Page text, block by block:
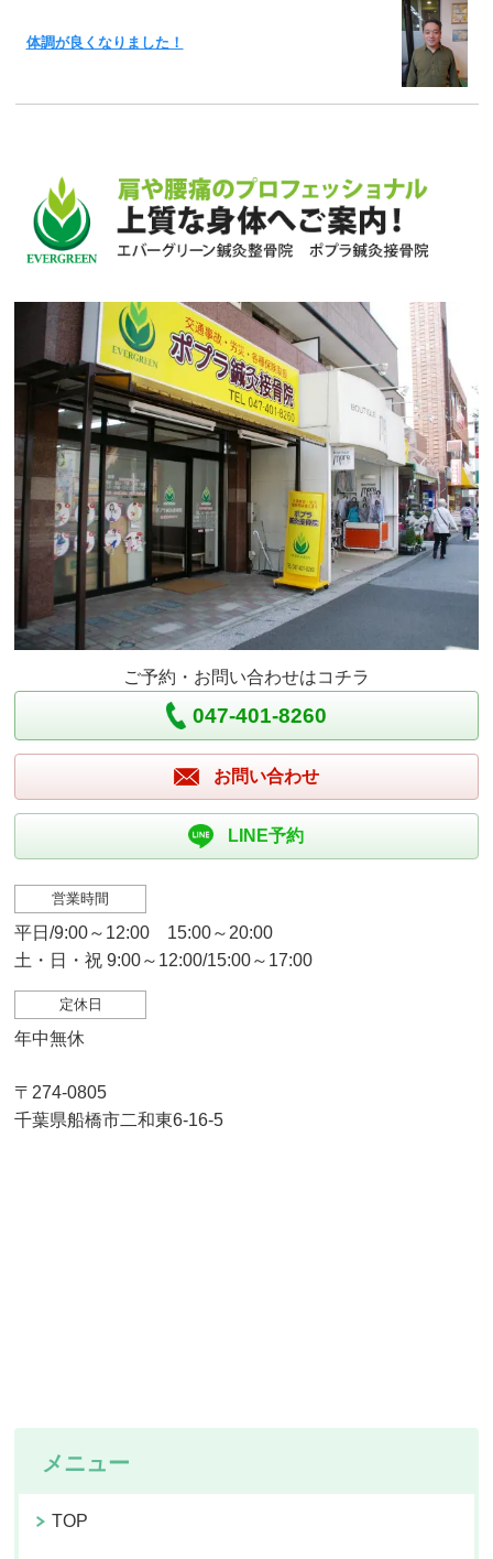
体調が良くなりました！
ご予約・お問い合わせはコチラ
047-401-8260
お問い合わせ
LINE予約
営業時間
平日/9:00～12:00 15:00～20:00
土・日・祝 9:00～12:00/15:00～17:00
定休日
年中無休
〒274-0805
千葉県船橋市二和東6-16-5
メニュー
TOP